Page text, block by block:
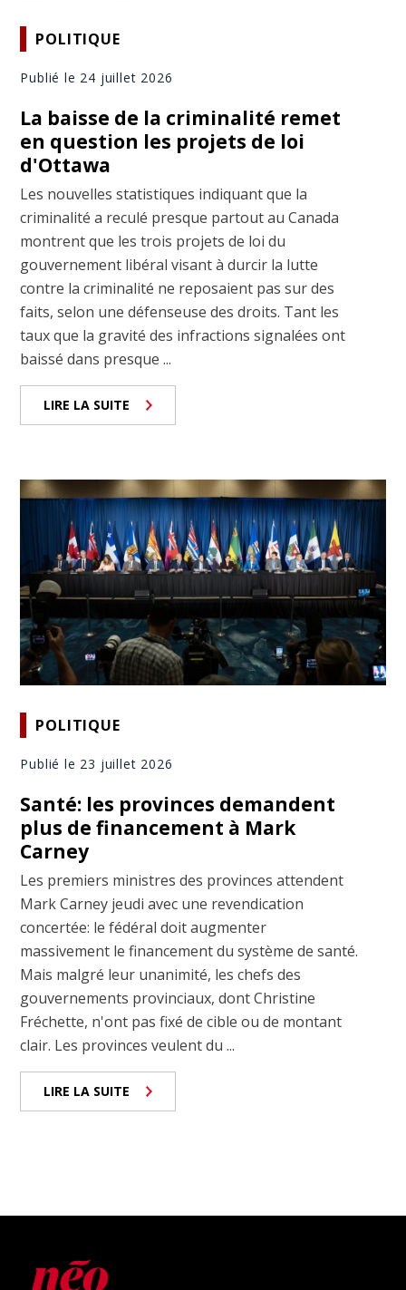
POLITIQUE
Publié le 24 juillet 2026
La baisse de la criminalité remet
en question les projets de loi
d'Ottawa
Les nouvelles statistiques indiquant que la
criminalité a reculé presque partout au Canada
montrent que les trois projets de loi du
gouvernement libéral visant à durcir la lutte
contre la criminalité ne reposaient pas sur des
faits, selon une défenseuse des droits. Tant les
taux que la gravité des infractions signalées ont
baissé dans presque ...
LIRE LA SUITE
POLITIQUE
Publié le 23 juillet 2026
Santé: les provinces demandent
plus de financement à Mark
Carney
Les premiers ministres des provinces attendent
Mark Carney jeudi avec une revendication
concertée: le fédéral doit augmenter
massivement le financement du système de santé.
Mais malgré leur unanimité, les chefs des
gouvernements provinciaux, dont Christine
Fréchette, n'ont pas fixé de cible ou de montant
clair. Les provinces veulent du ...
LIRE LA SUITE